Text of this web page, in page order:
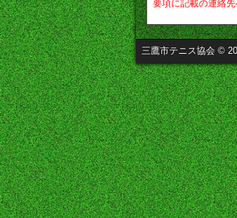
要項に記載の連絡先
三鷹市テニス協会 ©